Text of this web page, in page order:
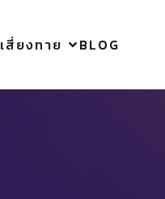
เสี่ยงทาย BLOG